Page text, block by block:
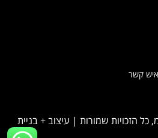
איש קשר
הזכויות שמורות | עיצוב + בניית